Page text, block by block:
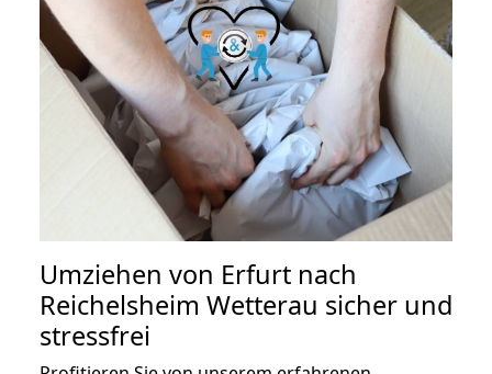
Umziehen von Erfurt nach
Reichelsheim Wetterau sicher und
stressfrei